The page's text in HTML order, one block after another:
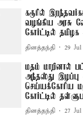
கரூரில்
வழங்கிய அரசு
கோர்ட்டில் தமிழக
தினத்தந்தி 29 Jul
மதம் மாறினால்
அந்தஸ்து இழப்பு
செய்யக்கோரிய
கோர்ட்டில்
தினத்தந்தி 27 Jul